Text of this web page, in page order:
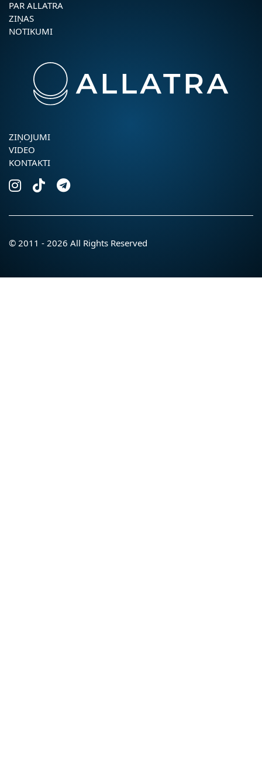
PAR ALLATRA
ZIŅAS
NOTIKUMI
ZIŅOJUMI
VIDEO
KONTAKTI
© 2011 - 2026 All Rights Reserved